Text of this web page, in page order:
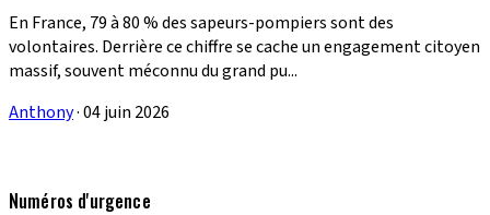
En France, 79 à 80 % des sapeurs-pompiers sont des
volontaires. Derrière ce chiffre se cache un engagement citoyen
massif, souvent méconnu du grand pu...
Anthony·04 juin 2026
Numéros d'urgence